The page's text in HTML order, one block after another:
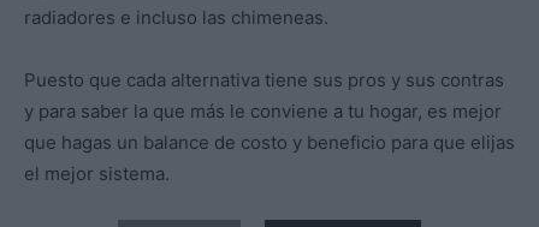
radiadores e incluso las chimeneas.
Puesto que cada alternativa tiene sus pros y sus contras
y para saber la que más le conviene a tu hogar, es mejor
que hagas un balance de costo y beneficio para que elijas
el mejor sistema.